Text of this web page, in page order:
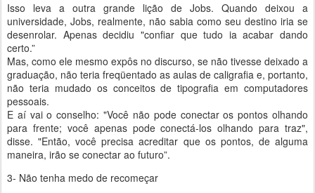
Isso leva a outra grande lição de Jobs. Quando deixou a
universidade, Jobs, realmente, não sabia como seu destino iria se
desenrolar. Apenas decidiu "confiar que tudo ia acabar dando
certo.”
Mas, como ele mesmo expôs no discurso, se não tivesse deixado a
graduação, não teria freqüentado as aulas de caligrafia e, portanto,
não teria mudado os conceitos de tipografia em computadores
pessoais.
E aí vai o conselho: "Você não pode conectar os pontos olhando
para frente; você apenas pode conectá-los olhando para traz",
disse. "Então, você precisa acreditar que os pontos, de alguma
maneira, irão se conectar ao futuro”.
3- Não tenha medo de recomeçar